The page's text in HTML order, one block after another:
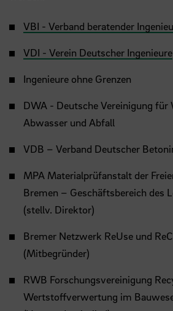
VBI - Verband beratender
VDI - Verein Deutscher Ingenieure
Ingenieure ohne Grenzen
DWA - Deutsche Vereinigung
Abwasser und Abfall
VDB – Verband Deutscher
MPA Materialprüfanstalt der
Bremen – Geschäftsbereich des
(stellv. Direktor)
Bremer Netzwerk ReUse und
(Mitbegründer)
RWB Forschungsvereinigung
Wertstoffverwertung im